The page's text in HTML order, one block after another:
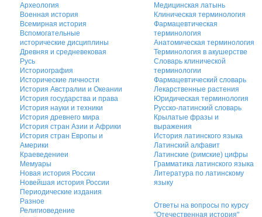
Археология
Военная история
Всемирная история
Вспомогательные
исторические дисциплины
Древняя и средневековая
Русь
Историография
Исторические личности
История Австралии и Океании
История государства и права
История науки и техники
История древнего мира
История стран Азии и Африки
История стран Европы и
Америки
Краеведениеи
Мемуары
Новая история России
Новейшая история России
Периодические издания
Разное
Религиоведение
Медицинская латынь
Клиническая терминология
Фармацевтическая
терминология
Анатомическая терминология
Терминология в акушерстве
Словарь клинической
терминологии
Фармацевтический словарь
Лекарственные растения
Юридическая терминология
Русско-латинский словарь
Крылатые фразы и
выражения
История латинского языка
Латинский алфавит
Латинские (римские) цифры
Грамматика латинского языка
Литература по латинскому
языку
Ответы на вопросы по курсу
"Отечественная история"